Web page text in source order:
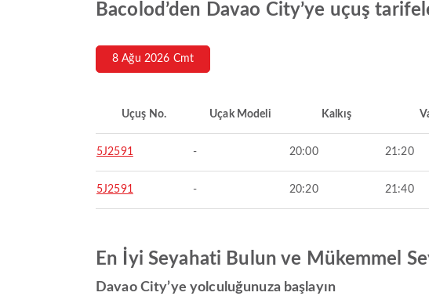
Bacolod’den Davao City’ye uçuş
8 Ağu 2026 Cmt
Uçuş No. Uçak Modeli Kalkış
5J2591 - 20:00 21:20
5J2591 - 20:20 21:40
En İyi Seyahati Bulun ve Mükemmel
Davao City’ye yolculuğunuza başlayın